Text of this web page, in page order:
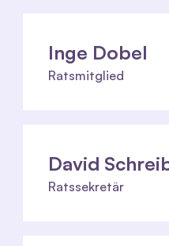
Inge Dobel
Ratsmitglied
David
Ratssekretär